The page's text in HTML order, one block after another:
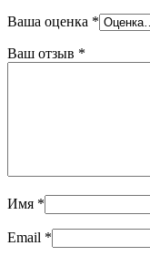
Ваша оценка *
Ваш отзыв *
Имя *
Email *